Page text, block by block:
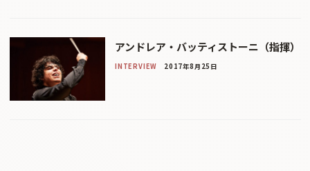
アンドレア・バッティストーニ（指揮）
INTERVIEW 2017年8月25日